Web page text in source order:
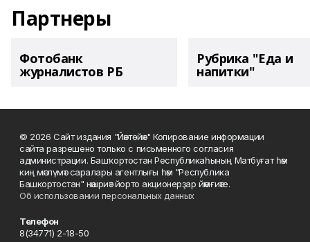
Партнеры
Фотобанк
журналистов РБ
Рубрика "Еда и
напитки"
© 2026 Сайт издания "Йәнтөйәк" Копирование информации
сайта разрешено только с письменного согласия
администрации. Башҡортостан Республикаһының Матбуғат һәм
киң мәғлүмәт саралары агентлығы һәм "Республика
Башкортостан" нәшриәт йорто акционерҙар йәмғиәте.
Об использовании персональных данных
Телефон
8(34771) 2-18-50